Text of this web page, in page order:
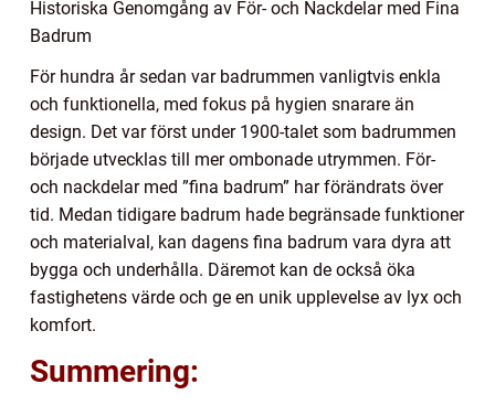
Historiska Genomgång av För- och Nackdelar med Fina
Badrum
För hundra år sedan var badrummen vanligtvis enkla
och funktionella, med fokus på hygien snarare än
design. Det var först under 1900-talet som badrummen
började utvecklas till mer ombonade utrymmen. För-
och nackdelar med ”fina badrum” har förändrats över
tid. Medan tidigare badrum hade begränsade funktioner
och materialval, kan dagens fina badrum vara dyra att
bygga och underhålla. Däremot kan de också öka
fastighetens värde och ge en unik upplevelse av lyx och
komfort.
Summering: